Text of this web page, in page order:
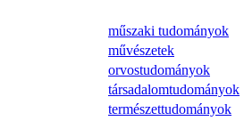
műszaki tudományok
művészetek
orvostudományok
társadalomtudományok
természettudományok